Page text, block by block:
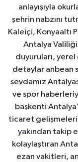
anlayışıyla
şehrin nabzını
Kaleiçi, Konyaaltı
Antalya
duyuruları,
detaylar anbean
sevdamız
ve spor
başkenti
ticaret
yakından takip
kolaylaştıran
ezan vakitleri,